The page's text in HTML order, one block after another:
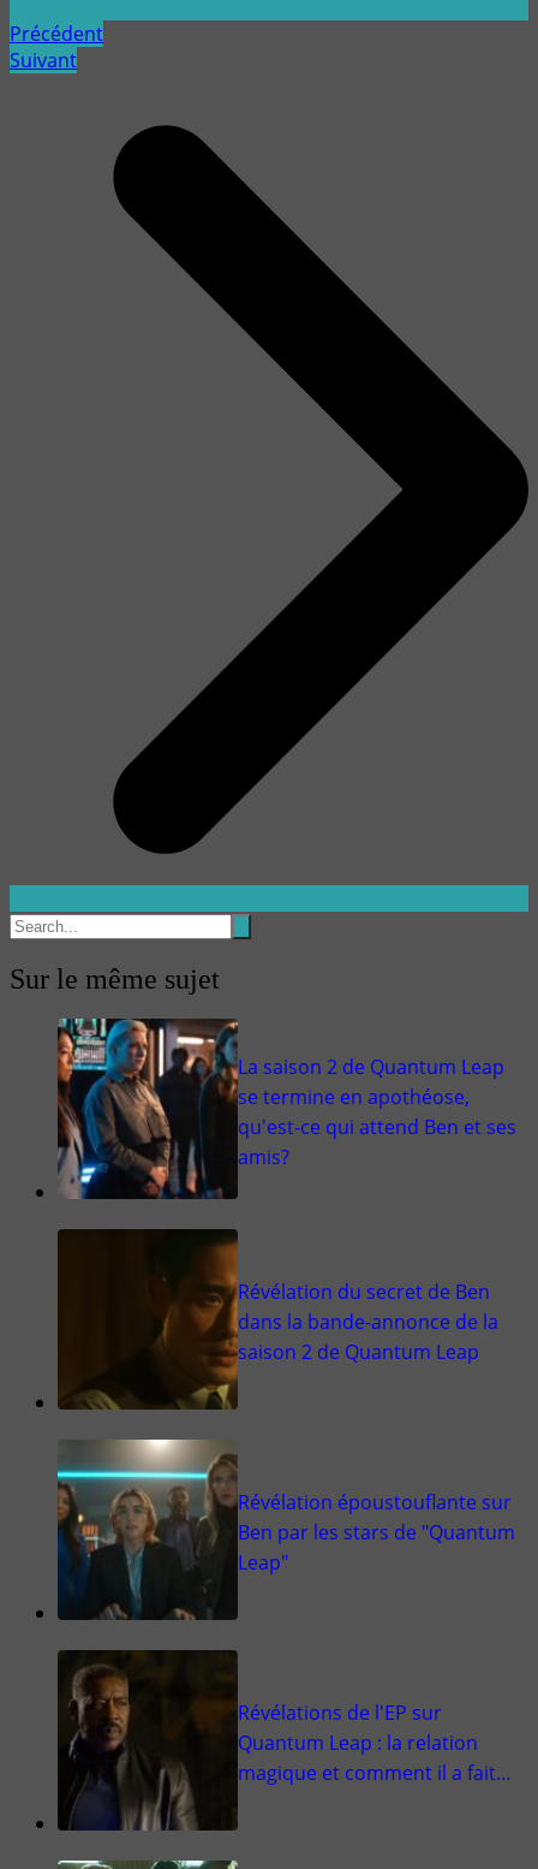
Précédent
Suivant
Sur le même sujet
La saison 2 de Quantum Leap
se termine en apothéose,
qu'est-ce qui attend Ben et ses
amis?
Révélation du secret de Ben
dans la bande-annonce de la
saison 2 de Quantum Leap
Révélation époustouflante sur
Ben par les stars de "Quantum
Leap"
Révélations de l'EP sur
Quantum Leap : la relation
magique et comment il a fait…